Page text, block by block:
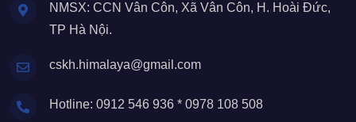
NMSX: CCN Vân Côn, Xã Vân Côn, H. Hoài Đức,
TP Hà Nội.
cskh.himalaya@gmail.com
Hotline: 0912 546 936 * 0978 108 508